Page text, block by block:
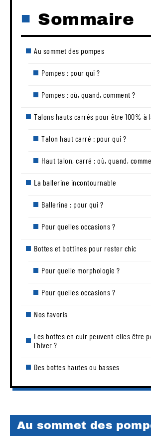
Sommaire
Au sommet des pompes
Pompes : pour qui ?
Pompes : où, quand, comment ?
Talons hauts carrés pour être 100% à
Talon haut carré : pour qui ?
Haut talon, carré : où, quand,
La ballerine incontournable
Ballerine : pour qui ?
Pour quelles occasions ?
Bottes et bottines pour rester chic
Pour quelle morphologie ?
Pour quelles occasions ?
Nos favoris
Les bottes en cuir peuvent-elles être
l’hiver ?
Des bottes hautes ou basses
Au sommet des